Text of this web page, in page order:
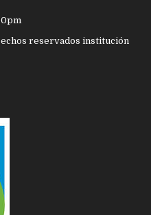
reservados institución